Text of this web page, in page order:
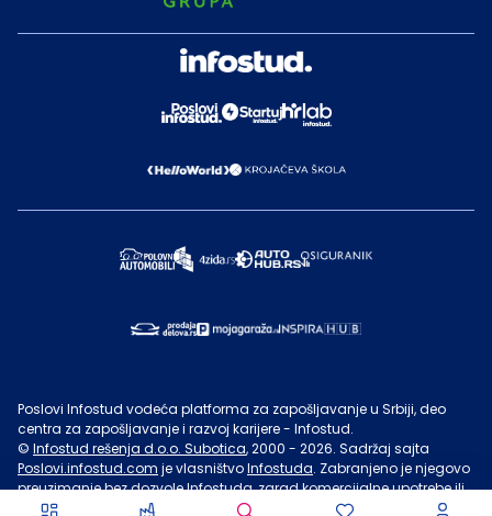
Poslovi Infostud vodeća platforma za zapošljavanje u Srbiji, deo
centra za zapošljavanje i razvoj karijere - Infostud.
© Infostud rešenja d.o.o. Subotica, 2000 - 2026. Sadržaj sajta
Poslovi.infostud.com je vlasništvoInfostuda. Zabranjeno je njegovo
preuzimanje bez dozvoleInfostuda, zarad komercijalne upotrebe ili
u druge svrhe, osim za lične potrebe posetilaca sajta.